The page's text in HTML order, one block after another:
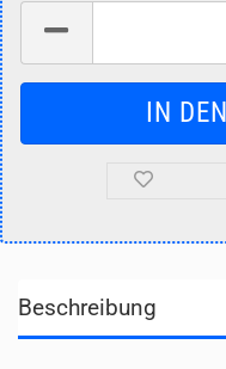
Beschreibung